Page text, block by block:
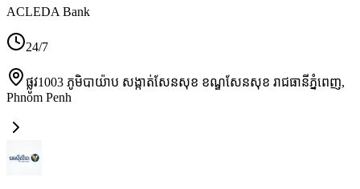
ACLEDA Bank
24/7
ផ្លូវ1003 ភូមិបាយ៉ាប សង្កាត់សែនសុខ ខណ្ឌសែនសុខ រាជធានីភ្នំពេញ,
Phnom Penh